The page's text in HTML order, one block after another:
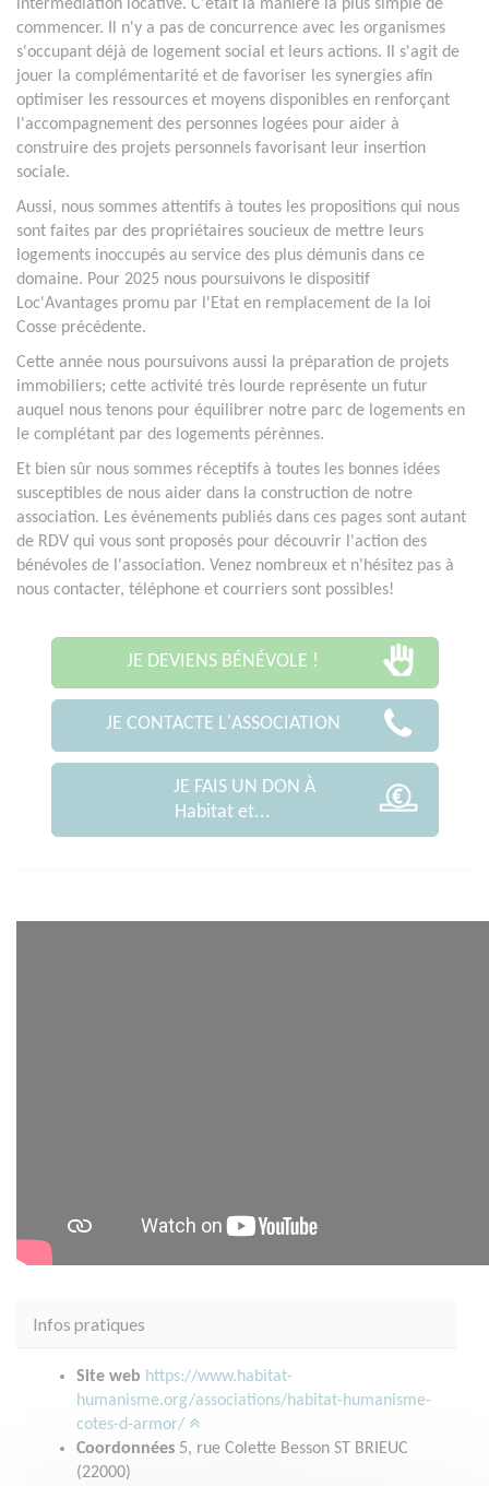
intermédiation locative. C'était la manière la plus simple de
commencer. Il n'y a pas de concurrence avec les organismes
s'occupant déjà de logement social et leurs actions. Il s'agit de
jouer la complémentarité et de favoriser les synergies afin
optimiser les ressources et moyens disponibles en renforçant
l'accompagnement des personnes logées pour aider à
construire des projets personnels favorisant leur insertion
sociale.
Aussi, nous sommes attentifs à toutes les propositions qui nous
sont faites par des propriétaires soucieux de mettre leurs
logements inoccupés au service des plus démunis dans ce
domaine. Pour 2025 nous poursuivons le dispositif
Loc'Avantages promu par l'Etat en remplacement de la loi
Cosse précédente.
Cette année nous poursuivons aussi la préparation de projets
immobiliers; cette activité très lourde représente un futur
auquel nous tenons pour équilibrer notre parc de logements en
le complétant par des logements pérènnes.
Et bien sûr nous sommes réceptifs à toutes les bonnes idées
susceptibles de nous aider dans la construction de notre
association. Les événements publiés dans ces pages sont autant
de RDV qui vous sont proposés pour découvrir l'action des
bénévoles de l'association. Venez nombreux et n'hésitez pas à
nous contacter, téléphone et courriers sont possibles!
JE DEVIENS BÉNÉVOLE !
JE CONTACTE L'ASSOCIATION
JE FAIS UN DON À
Habitat et...
Infos pratiques
Site web https://www.habitat-
humanisme.org/associations/habitat-humanisme-
cotes-d-armor/
Coordonnées 5, rue Colette Besson ST BRIEUC
(22000)